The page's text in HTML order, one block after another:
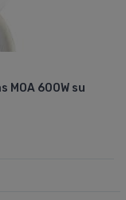
MOA 600W su